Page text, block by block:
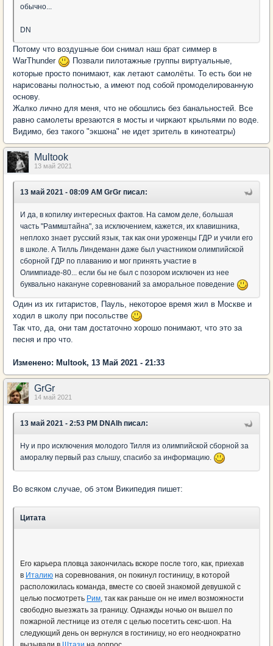
обычно...
DN
Потому что воздушные бои снимал наш брат симмер в
WarThunder
Позвали пилотажные группы виртуальные,
которые просто понимают, как летают самолёты. То есть бои не
нарисованы полностью, а имеют под собой промоделированную
основу.
Жалко лично для меня, что не обошлись без банальностей. Все
равно самолеты врезаются в мосты и чиркают крыльями по воде.
Видимо, без такого "экшона" не идет зритель в кинотеатры)
Multook
13 май 2021
13 май 2021 - 08:09 AM GrGr писал:
И да, в копилку интересных фактов. На самом деле, большая
часть "Раммштайна", за исключением, кажется, их клавишника,
неплохо знает русский язык, так как они уроженцы ГДР и учили его
в школе. А Тилль Линдеманн даже был участником олимпийской
сборной ГДР по плаванию и мог принять участие в
Олимпиаде-80... если бы не был с позором исключен из нее
буквально накануне соревнований за аморальное поведение
Один из их гитаристов, Пауль, некоторое время жил в Москве и
ходил в школу при посольстве
Так что, да, они там достаточно хорошо понимают, что это за
песня и про что.
Изменено: Multook, 13 Май 2021 - 21:33
GrGr
14 май 2021
13 май 2021 - 2:53 PM DNAlh писал:
Ну и про исключения молодого Тилля из олимпийской сборной за
аморалку первый раз слышу, спасибо за информацию.
Во всяком случае, об этом Википедия пишет:
Цитата
Его карьера пловца закончилась вскоре после того, как, приехав
в Италию на соревнования, он покинул гостиницу, в которой
расположилась команда, вместе со своей знакомой девушкой с
целью посмотреть Рим, так как раньше он не имел возможности
свободно выезжать за границу. Однажды ночью он вышел по
пожарной лестнице из отеля с целью посетить секс-шоп. На
следующий день он вернулся в гостиницу, но его неоднократно